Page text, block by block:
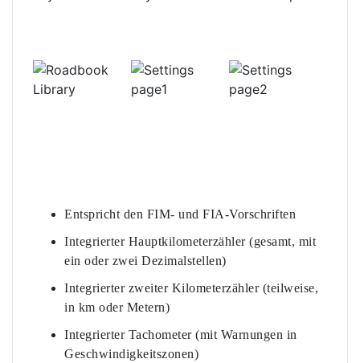
Entspricht den FIM- und FIA-Vorschriften
Integrierter Hauptkilometerzähler (gesamt, mit
ein oder zwei Dezimalstellen)
Integrierter zweiter Kilometerzähler (teilweise,
in km oder Metern)
Integrierter Tachometer (mit Warnungen in
Geschwindigkeitszonen)